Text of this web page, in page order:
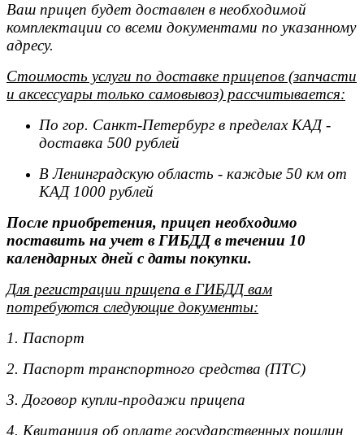
Ваш прицеп будет доставлен в необходимой
комплектации со всеми документами по указанному
адресу.
Стоимость услуги по доставке прицепов (запчасти
и аксессуары только самовывоз) рассчитывается:
По гор. Санкт-Петербург в пределах КАД -
доставка 500 рублей
В Ленинградскую область - каждые 50 км от
КАД 1000 рублей
После приобретения, прицеп необходимо
поставить на учет в ГИБДД в течении 10
календарных дней с даты покупки.
Для регистрации прицепа в ГИБДД вам
потребуются следующие документы:
1. Паспорт
2. Паспорт транспортного средства (ПТС)
3. Договор купли-продажи прицепа
4. Квитанция об оплате государственных пошлин